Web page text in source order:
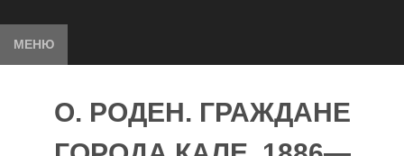
МЕНЮ
О. РОДЕН. ГРАЖДАНЕ